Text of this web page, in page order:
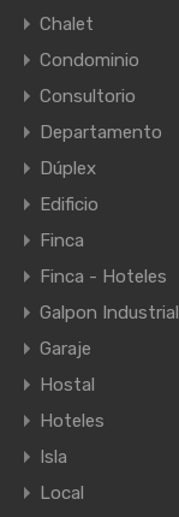
Chalet
Condominio
Consultorio
Departamento
Dúplex
Edificio
Finca
Finca - Hoteles
Galpon Industrial
Garaje
Hostal
Hoteles
Isla
Local